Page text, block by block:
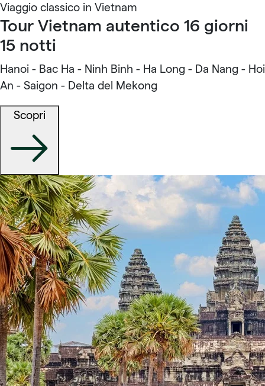
Viaggio classico in Vietnam
Tour Vietnam autentico 16 giorni
15 notti
Hanoi - Bac Ha - Ninh Binh - Ha Long - Da Nang - Hoi
An - Saigon - Delta del Mekong
Scopri